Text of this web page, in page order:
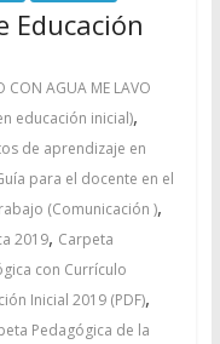
Educación
CON AGUA ME LAVO
educación inicial),
de aprendizaje en
para el docente en el
(Comunicación ),
2019, Carpeta
con Currículo
Inicial 2019 (PDF),
Pedagógica de la